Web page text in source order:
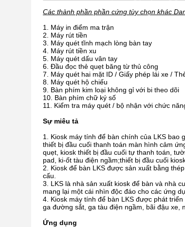
Các thành phần phần cứng tùy chọn khác
Máy in điểm ma trận
Máy rút tiền
Máy quét tĩnh mạch lòng bàn tay
Máy rút tiền xu
Máy quét dấu vân tay
Đầu đọc thẻ quẹt băng từ thủ công
Máy quét hai mặt ID / Giấy phép lái xe /
Máy quét hộ chiếu
Bàn phím kim loại không gỉ với bi theo dõi
Bàn phím chữ ký số
Kiểm tra máy quét / bộ nhận với chức
Sự miêu tả
Kiosk máy tính để bàn chính của LKS bao
thiết bị đầu cuối thanh toán màn hình cảm
quẹt, kiosk thiết bị đầu cuối tự thanh toán,
pad, ki-ốt tàu điện ngầm;thiết bị đầu cuối
Kiosk để bàn LKS được sản xuất bằng
cấu.
LKS là nhà sản xuất kiosk để bàn và nhà
mang lại một cái nhìn độc đáo cho các ứng
Kiosk máy tính để bàn LKS được phát
ga đường sắt, ga tàu điện ngầm, bãi đậu xe,
Ứng dụng